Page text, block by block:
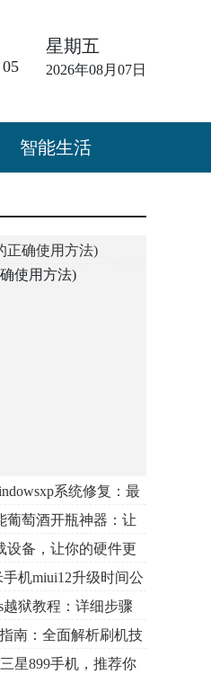
星期五
2026年08月07日
05
智能生活
正确使用方法)
系统修复：最
葡萄酒开瓶神器：让
设备，让你的硬件更
机miui12升级时间公
越狱教程：详细步骤
南：全面解析刷机技
星899手机，推荐你